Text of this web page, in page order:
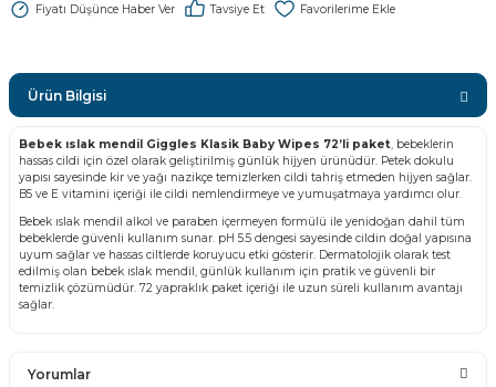
Fiyatı Düşünce Haber Ver Tavsiye Et
Ürün Bilgisi
Bebek ıslak mendil Giggles Klasik Baby Wipes 72’li paket, bebeklerin
hassas cildi için özel olarak geliştirilmiş günlük hijyen ürünüdür. Petek dokulu
yapısı sayesinde kir ve yağı nazikçe temizlerken cildi tahriş etmeden hijyen sağlar.
B5 ve E vitamini içeriği ile cildi nemlendirmeye ve yumuşatmaya yardımcı olur.
Bebek ıslak mendil alkol ve paraben içermeyen formülü ile yenidoğan dahil tüm
bebeklerde güvenli kullanım sunar. pH 5.5 dengesi sayesinde cildin doğal yapısına
uyum sağlar ve hassas ciltlerde koruyucu etki gösterir. Dermatolojik olarak test
edilmiş olan bebek ıslak mendil, günlük kullanım için pratik ve güvenli bir
temizlik çözümüdür. 72 yapraklık paket içeriği ile uzun süreli kullanım avantajı
sağlar.
Yorumlar